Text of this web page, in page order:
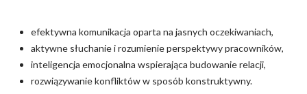
efektywna komunikacja oparta na jasnych oczekiwaniach,
aktywne słuchanie i rozumienie perspektywy pracowników,
inteligencja emocjonalna wspierająca budowanie relacji,
rozwiązywanie konfliktów w sposób konstruktywny.